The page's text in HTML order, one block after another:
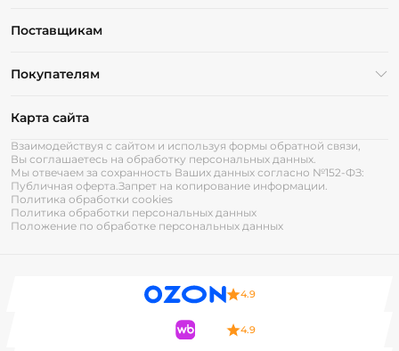
Поставщикам
Покупателям
Карта сайта
Взаимодействуя с сайтом и используя формы обратной связи,
Вы соглашаетесь на обработку персональных данных.
Мы отвечаем за сохранность Ваших данных согласно №152-ФЗ:
Публичная оферта.Запрет на копирование информации.
Политика обработки cookies
Политика обработки персональных данных
Положение по обработке персональных данных
4.9
4.9